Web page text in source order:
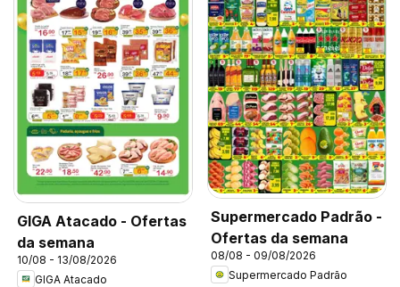
GIGA Atacado - Ofertas
da semana
10/08 - 13/08/2026
GIGA Atacado
Supermercado Padrão -
Ofertas da semana
08/08 - 09/08/2026
Supermercado Padrão